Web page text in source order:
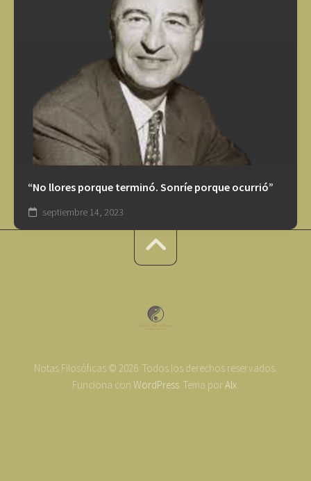
“No llores porque terminó. Sonríe porque ocurrió”
septiembre 14, 2023
Notas Filosóficas © 2026. Todos los derechos reservados.
Funciona con WordPress. Tema porAlx.